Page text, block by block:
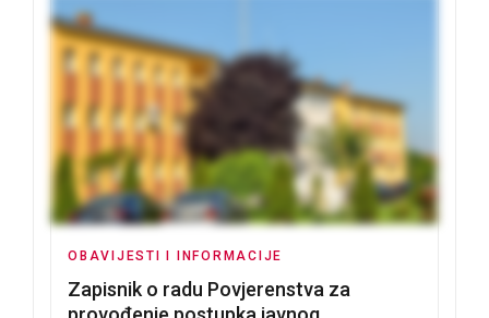
OBAVIJESTI I INFORMACIJE
Zapisnik o radu Povjerenstva za